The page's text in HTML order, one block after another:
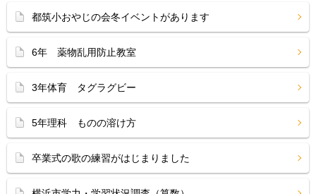
都筑小おやじの会冬イベントがあります
6年 薬物乱用防止教室
3年体育 タグラグビー
5年理科 ものの溶け方
卒業式の歌の練習がはじまりました